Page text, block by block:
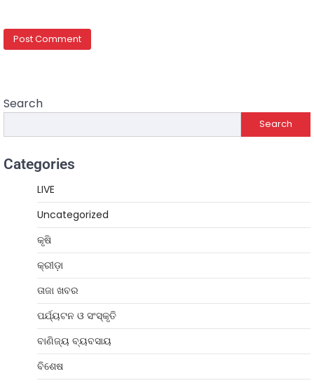
Search
Search
Categories
LIVE
Uncategorized
କୃଷି
କ୍ରୀଡ଼ା
ତାଜା ଖବର
ପର୍ଯ୍ୟଟନ ଓ ସଂସ୍କୃତି
ବାଣିଜ୍ୟ ବ୍ୟବସାୟ
ବିଶେଷ